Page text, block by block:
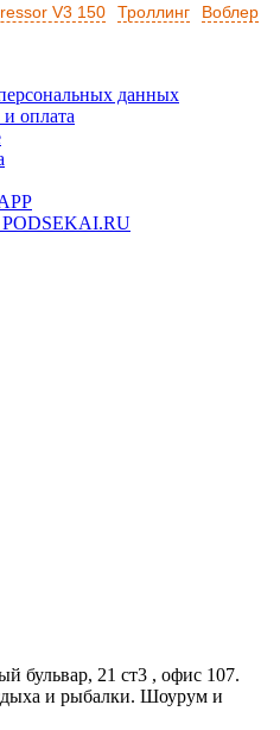
V3 150 Троллинг
Воблер
данных
оплата
PODSEKAI.RU
бульвар, 21 ст3 , офис 107.
и рыбалки. Шоурум и